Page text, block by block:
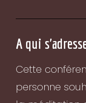
A qui
Cette
personne